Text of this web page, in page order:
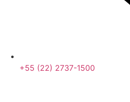
+55 (22) 2737-1500